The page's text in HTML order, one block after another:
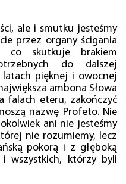
ale i smutku jesteśmy
przez organy ścigania
co skutkuje brakiem
do dalszej
pięknej i owocnej
ambona Słowa
falach eteru, zakończyć
nazwę Profeto. Nie
ani nie jesteśmy
nie rozumiemy, lecz
pokorą i z głęboką
i wszystkich, którzy byli